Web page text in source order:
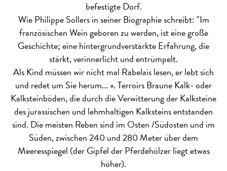
befestigte Dorf.
Wie Philippe Sollers in seiner Biographie schreibt: "Im
französischen Wein geboren zu werden, ist eine große
Geschichte; eine hintergrundverstärkte Erfahrung, die
stärkt, verinnerlicht und entrümpelt.
Als Kind müssen wir nicht mal Rabelais lesen, er lebt sich
und redet um Sie herum... ».TerroirsBraune Kalk- oder
Kalksteinböden, die durch die Verwitterung der Kalksteine
des jurassischen und lehmhaltigen Kalksteins entstanden
sind. Die meisten Reben sind im Osten /Südosten und im
Süden, zwischen 240 und 280 Meter über dem
Meeresspiegel (der Gipfel der Pferdehölzer liegt etwas
höher).